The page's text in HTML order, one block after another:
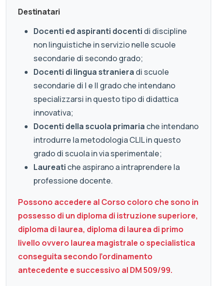
Destinatari
Docenti ed aspiranti docenti di discipline
non linguistiche in servizio nelle scuole
secondarie di secondo grado;
Docenti di lingua straniera di scuole
secondarie di I e II grado che intendano
specializzarsi in questo tipo di didattica
innovativa;
Docenti della scuola primaria che intendano
introdurre la metodologia CLIL in questo
grado di scuola in via sperimentale;
Laureati che aspirano a intraprendere la
professione docente.
Possono accedere al Corso coloro che sono in
possesso di un diploma di istruzione superiore,
diploma di laurea, diploma di laurea di primo
livello ovvero laurea magistrale o specialistica
conseguita secondo l’ordinamento
antecedente e successivo al DM 509/99.